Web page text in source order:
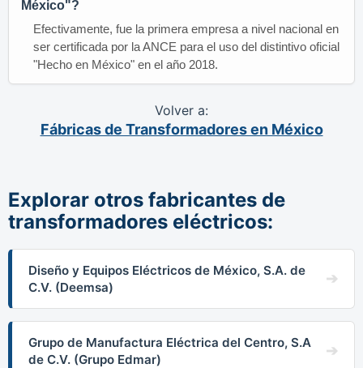
México"?
Efectivamente, fue la primera empresa a nivel nacional en
ser certificada por la ANCE para el uso del distintivo oficial
"Hecho en México" en el año 2018.
Volver a:
Fábricas de Transformadores en México
Explorar otros fabricantes de
transformadores eléctricos:
Diseño y Equipos Eléctricos de México, S.A. de
C.V. (Deemsa)
Grupo de Manufactura Eléctrica del Centro, S.A
de C.V. (Grupo Edmar)